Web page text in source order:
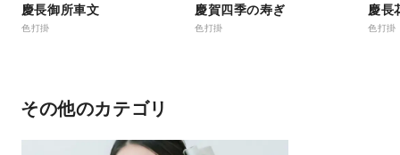
慶長御所車文
色打掛
慶賀四季の寿ぎ
色打掛
慶長
色打掛
その他のカテゴリ